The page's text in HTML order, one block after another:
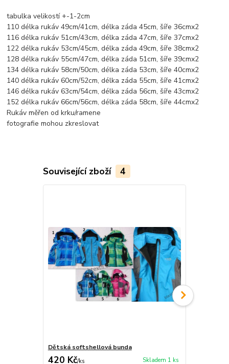
tabulka velikostí +-1-2cm
110 délka rukáv 49cm/41cm, délka záda 45cm, šíře 36cmx2
116 délka rukáv 51cm/43cm, délka záda 47cm, šíře 37cmx2
122 délka rukáv 53cm/45cm, délka záda 49cm, šíře 38cmx2
128 délka rukáv 55cm/47cm, délka záda 51cm, šíře 39cmx2
134 délka rukáv 58cm/50cm, délka záda 53cm, šíře 40cmx2
140 délka rukáv 60cm/52cm, délka záda 55cm, šíře 41cmx2
146 délka rukáv 63cm/54cm, délka záda 56cm, šíře 43cmx2
152 délka rukáv 66cm/56cm, délka záda 58cm, šíře 44cmx2
Rukáv měřen od krku/ramene
fotografie mohou zkreslovat
Související zboží 4
Dětská softshellová bunda
420 Kč/ks Skladem 1 ks